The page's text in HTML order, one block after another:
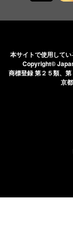
本サイトで使用して
Copyright©
商標登録 第２５類、
京